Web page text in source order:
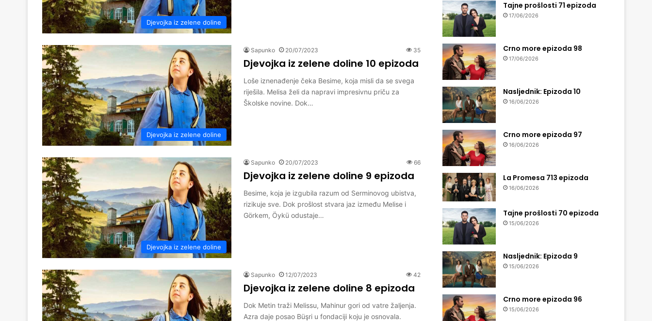
Djevojka iz zelene doline
Djevojka iz zelene doline
Sapunko 20/07/2023 35
Djevojka iz zelene doline 10 epizoda
Loše iznenađenje čeka Besime, koja misli da se svega
riješila. Melisa želi da napravi impresivnu priču za
Školske novine. Dok…
Djevojka iz zelene doline
Sapunko 20/07/2023 66
Djevojka iz zelene doline 9 epizoda
Besime, koja je izgubila razum od Serminovog ubistva,
rizikuje sve. Dok prošlost stvara jaz između Melise i
Görkem, Öykü odustaje…
Sapunko 12/07/2023 42
Djevojka iz zelene doline 8 epizoda
Dok Metin traži Melissu, Mahinur gori od vatre žaljenja.
Azra daje posao Büşri u fondaciji koju je osnovala.
Tajne prošlosti 71 epizoda
17/06/2026
Crno more epizoda 98
17/06/2026
Nasljednik: Epizoda 10
16/06/2026
Crno more epizoda 97
16/06/2026
La Promesa 713 epizoda
16/06/2026
Tajne prošlosti 70 epizoda
15/06/2026
Nasljednik: Epizoda 9
15/06/2026
Crno more epizoda 96
15/06/2026